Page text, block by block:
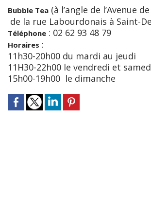
Bubble Tea (à l’angle de l’Avenue
de la rue Labourdonais à Saint-
Téléphone : 02 62 93 48 79
Horaires :
11h30-20h00 du mardi au jeudi
11H30-22h00 le vendredi et
15h00-19h00 le dimanche